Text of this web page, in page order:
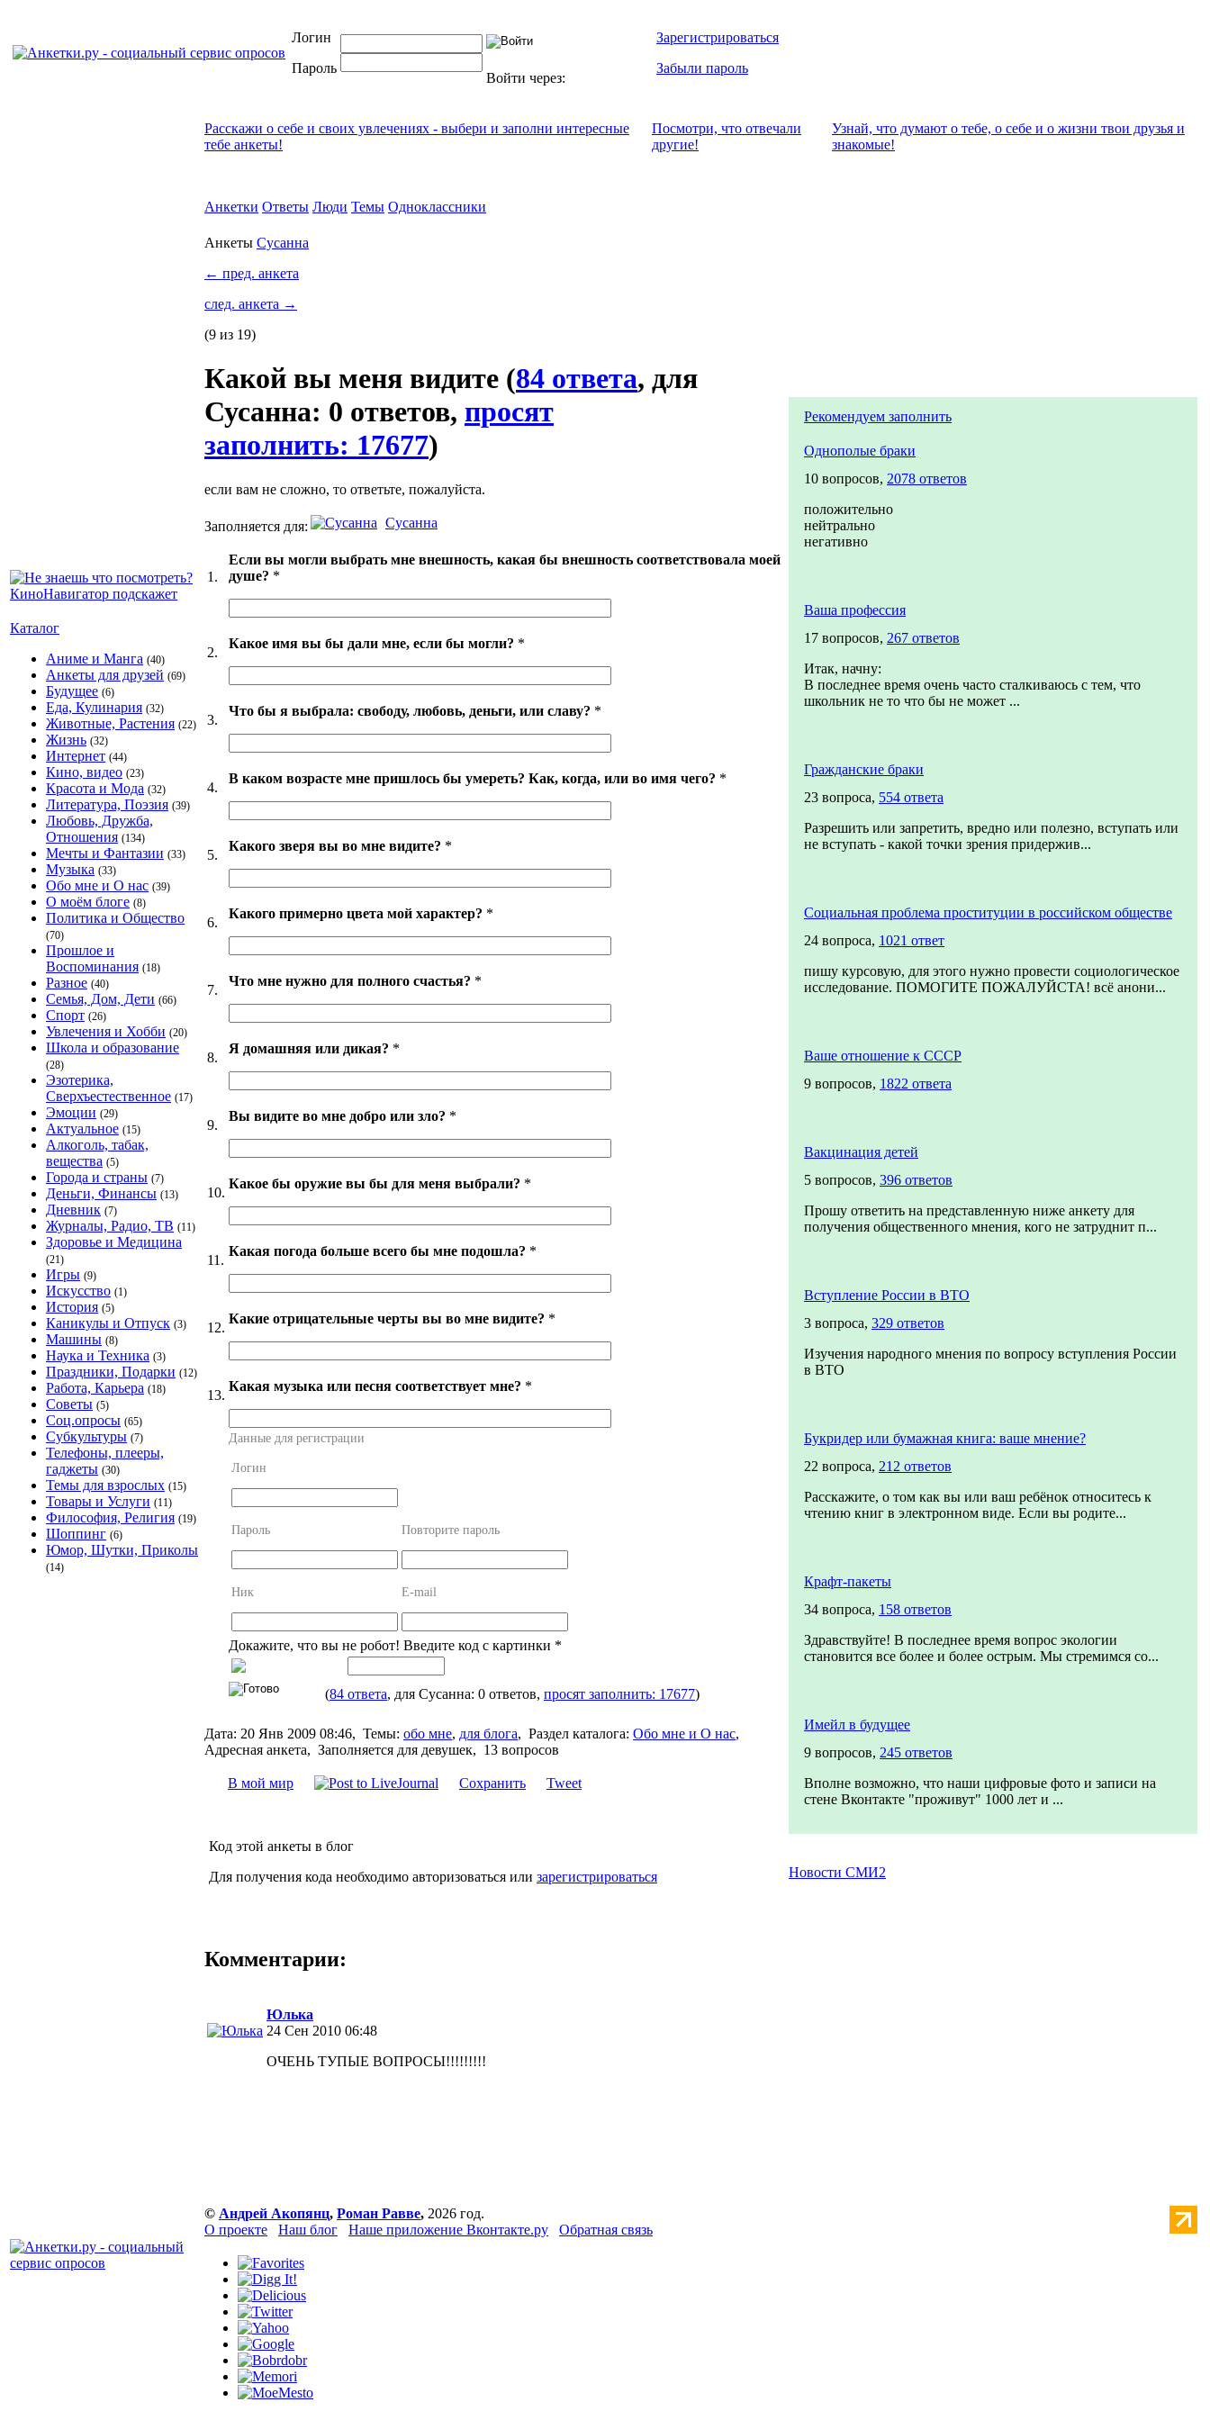
Логин
Пароль
Войти через:
Зарегистрироваться
Забыли пароль
Каталог
Аниме и Манга (40)
Анкеты для друзей (69)
Будущее (6)
Еда, Кулинария (32)
Животные, Растения (22)
Жизнь (32)
Интернет (44)
Кино, видео (23)
Красота и Мода (32)
Литература, Поэзия (39)
Любовь, Дружба,
Отношения (134)
Мечты и Фантазии (33)
Музыка (33)
Обо мне и О нас (39)
О моём блоге (8)
Политика и Общество
(70)
Прошлое и
Воспоминания (18)
Разное (40)
Семья, Дом, Дети (66)
Спорт (26)
Увлечения и Хобби (20)
Школа и образование
(28)
Эзотерика,
Сверхъестественное (17)
Эмоции (29)
Актуальное (15)
Алкоголь, табак,
вещества (5)
Города и страны (7)
Деньги, Финансы (13)
Дневник (7)
Журналы, Радио, ТВ (11)
Здоровье и Медицина
(21)
Игры (9)
Искусство (1)
История (5)
Каникулы и Отпуск (3)
Машины (8)
Наука и Техника (3)
Праздники, Подарки (12)
Работа, Карьера (18)
Советы (5)
Соц.опросы (65)
Субкультуры (7)
Телефоны, плееры,
гаджеты (30)
Темы для взрослых (15)
Товары и Услуги (11)
Философия, Религия (19)
Шоппинг (6)
Юмор, Шутки, Приколы
(14)
Расскажи о себе и своих увлечениях - выбери и заполни интересные
тебе анкеты!
Посмотри, что отвeчали
другие!
Узнай, что думают о тебе, о себе и о жизни твои друзья и
знакомые!
Анкетки Ответы Люди Темы Одноклассники
Анкеты Сусанна
← пред. анкета
след. анкета →
(9 из 19)
Какой вы меня видите (84 ответа, для
Сусанна: 0 ответов, просят
заполнить: 17677)
если вам не сложно, то ответьте, пожалуйста.
Заполняется для: Сусанна
1.
Если вы могли выбрать мне внешность, какая бы внешность соответствовала моей
душе? *
2.
Какое имя вы бы дали мне, если бы могли? *
3.
Что бы я выбрала: свободу, любовь, деньги, или славу? *
4.
В каком возрасте мне пришлось бы умереть? Как, когда, или во имя чего? *
5.
Какого зверя вы во мне видите? *
6.
Какого примерно цвета мой характер? *
7.
Что мне нужно для полного счастья? *
8.
Я домашняя или дикая? *
9.
Вы видите во мне добро или зло? *
10.
Какое бы оружие вы бы для меня выбрали? *
11.
Какая погода больше всего бы мне подошла? *
12.
Какие отрицательные черты вы во мне видите? *
13.
Какая музыка или песня соответствует мне? *
Данные для регистрации
Логин
Пароль Повторите пароль
Ник E-mail
Докажите, что вы не робот! Введите код с картинки *
(84 ответа, для Сусанна: 0 ответов, просят заполнить: 17677)
Дата: 20 Янв 2009 08:46, Темы: обо мне, для блога, Раздел каталога: Обо мне и О нас,
Адресная анкета, Заполняется для девушек, 13 вопросов
В мой мир Сохранить Tweet
Код этой анкеты в блог
Для получения кода необходимо авторизоваться или зарегистрироваться
Комментарии:
Юлька
24 Сен 2010 06:48
ОЧЕНЬ ТУПЫЕ ВОПРОСЫ!!!!!!!!!
Рекомендуем заполнить
Однополые браки
10 вопросов, 2078 ответов
положительно
нейтрально
негативно
Ваша профессия
17 вопросов, 267 ответов
Итак, начну:
В последнее время очень часто сталкиваюсь с тем, что
школьник не то что бы не может ...
Гражданские браки
23 вопроса, 554 ответа
Разрешить или запретить, вредно или полезно, вступать или
не вступать - какой точки зрения придержив...
Социальная проблема проституции в российском обществе
24 вопроса, 1021 ответ
пишу курсовую, для этого нужно провести социологическое
исследование. ПОМОГИТЕ ПОЖАЛУЙСТА! всё анони...
Ваше отношение к СССР
9 вопросов, 1822 ответа
Вакцинация детей
5 вопросов, 396 ответов
Прошу ответить на представленную ниже анкету для
получения общественного мнения, кого не затруднит п...
Вступление России в ВТО
3 вопроса, 329 ответов
Изучения народного мнения по вопросу вступления России
в ВТО
Букридер или бумажная книга: ваше мнение?
22 вопроса, 212 ответов
Расскажите, о том как вы или ваш ребёнок относитесь к
чтению книг в электронном виде. Если вы родите...
Крафт-пакеты
34 вопроса, 158 ответов
Здравствуйте! В последнее время вопрос экологии
становится все более и более острым. Мы стремимся со...
Имейл в будущее
9 вопросов, 245 ответов
Вполне возможно, что наши цифровые фото и записи на
стене Вконтакте "проживут" 1000 лет и ...
Новости СМИ2
© Андрей Акопянц, Роман Равве, 2026 год.
О проекте
Наш блог Наше приложение Вконтакте.ру Обратная связь